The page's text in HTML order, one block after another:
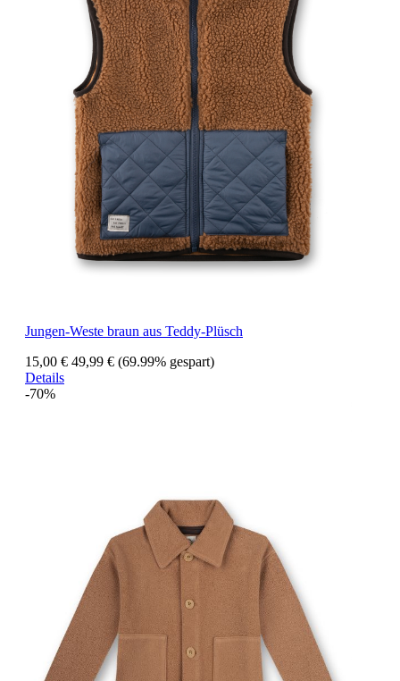
Jungen-Weste braun aus Teddy-Plüsch
15,00 € 49,99 € (69.99% gespart)
Details
-70%